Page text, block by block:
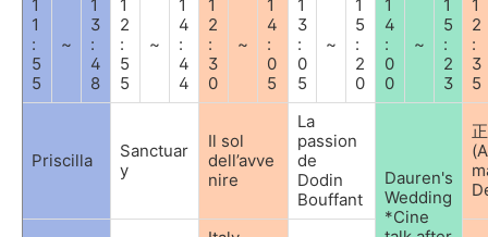
1
1
:
5
5
~
1
3
:
4
8
1
2
:
5
5
~
1
4
:
4
4
1
2
:
3
0
~
1
4
:
0
5
1
3
:
0
5
~
1
5
:
2
0
1
4
:
0
0
~
1
5
:
2
3
1
2
:
3
5
Priscilla
Sanctuar
y
Il sol
dell’avve
nire
La
passion
de
Dodin
Bouffant
Dauren's
Wedding
*Cine